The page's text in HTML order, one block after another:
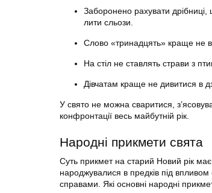
Заборонено рахувати
лити сльози.
Слово «тринадцять» краще не
На стіл не ставлять страви з
Дівчатам краще не дивитися в
У свято не можна сваритися,
конфронтації весь майбутній рік.
Народні прикмети свята
Суть прикмет на старий Новий рік
народжувалися в предків під
справами. Які основні народні